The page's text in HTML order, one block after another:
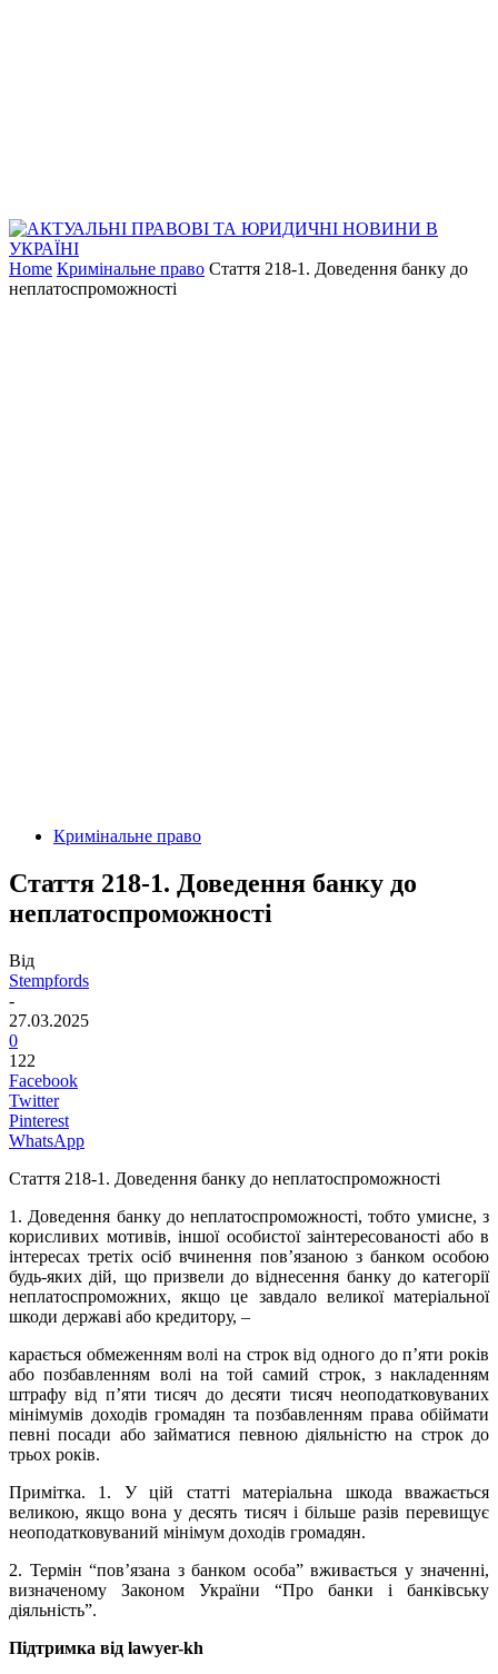
Home Кримінальне право Стаття 218-1. Доведення банку до
неплатоспроможності
Кримінальне право
Стаття 218-1. Доведення банку до
неплатоспроможності
Від
Stempfords
-
27.03.2025
0
122
Facebook
Twitter
Pinterest
WhatsApp
Стаття 218-1 . Доведення банку до неплатоспроможності
1. Доведення банку до неплатоспроможності, тобто умисне, з
корисливих мотивів, іншої особистої заінтересованості або в
інтересах третіх осіб вчинення пов’язаною з банком особою
будь-яких дій, що призвели до віднесення банку до категорії
неплатоспроможних, якщо це завдало великої матеріальної
шкоди державі або кредитору, –
карається обмеженням волі на строк від одного до п’яти років
або позбавленням волі на той самий строк, з накладенням
штрафу від п’яти тисяч до десяти тисяч неоподатковуваних
мінімумів доходів громадян та позбавленням права обіймати
певні посади або займатися певною діяльністю на строк до
трьох років.
Примітка. 1. У цій статті матеріальна шкода вважається
великою, якщо вона у десять тисяч і більше разів перевищує
неоподатковуваний мінімум доходів громадян.
2. Термін “пов’язана з банком особа” вживається у значенні,
визначеному Законом України “Про банки і банківську
діяльність”.
Підтримка від lawyer-kh